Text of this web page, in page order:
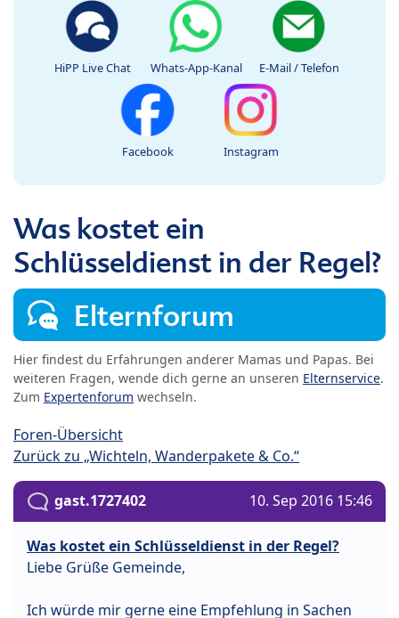
HiPP Live Chat Whats-App-Kanal E-Mail / Telefon
Facebook Instagram
Was kostet ein
Schlüsseldienst in der Regel?
Elternforum
Hier findest du Erfahrungen anderer Mamas und Papas. Bei
weiteren Fragen, wende dich gerne an unseren Elternservice.
Zum Expertenforum wechseln.
Foren-Übersicht
Zurück zu „Wichteln, Wanderpakete & Co.“
gast.1727402 10. Sep 2016 15:46
Was kostet ein Schlüsseldienst in der Regel?
Liebe Grüße Gemeinde,
Ich würde mir gerne eine Empfehlung in Sachen